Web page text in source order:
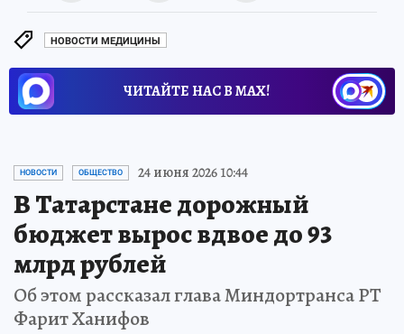
НОВОСТИ МЕДИЦИНЫ
ЧИТАЙТЕ НАС В МАХ!
НОВОСТИ ОБЩЕСТВО 24 июня 2026 10:44
В Татарстане дорожный
бюджет вырос вдвое до 93
млрд рублей
Об этом рассказал глава Миндортранса РТ
Фарит Ханифов